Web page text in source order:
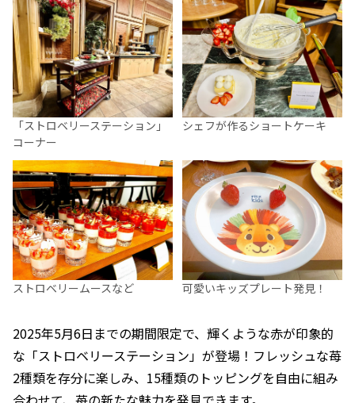
「ストロベリーステーション」
コーナー
シェフが作るショートケーキ
ストロベリームースなど 可愛いキッズプレート発見！
2025年5月6日までの期間限定で、輝くような赤が印象的
な「ストロベリーステーション」が登場！フレッシュな苺
2種類を存分に楽しみ、15種類のトッピングを自由に組み